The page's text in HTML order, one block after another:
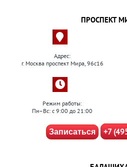
ПРОСПЕКТ
Адрес:
г. Москва проспект Мира, 96с16
Режим работы:
Пн–Вс: с 9:00 до 21:00
Записаться +7